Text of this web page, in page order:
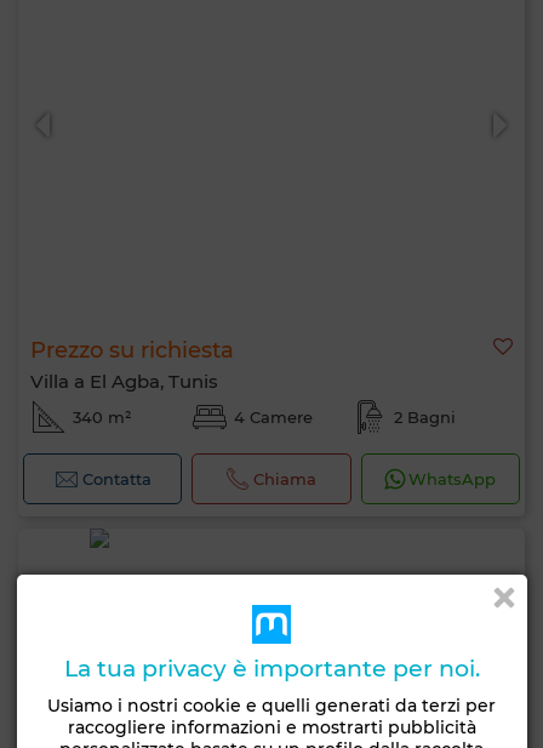
Prezzo su richiesta
Villa a El Agba, Tunis
340 m² 4 Camere 2 Bagni
Contatta Chiama WhatsApp
La tua privacy è importante per noi.
Usiamo i nostri cookie e quelli generati da terzi per
raccogliere informazioni e mostrarti pubblicità